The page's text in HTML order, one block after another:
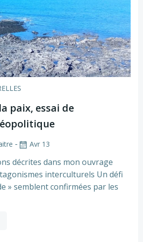
paix, essai de
- Avr 13
décrites dans mon ouvrage
interculturels Un défi
» semblent confirmées par les